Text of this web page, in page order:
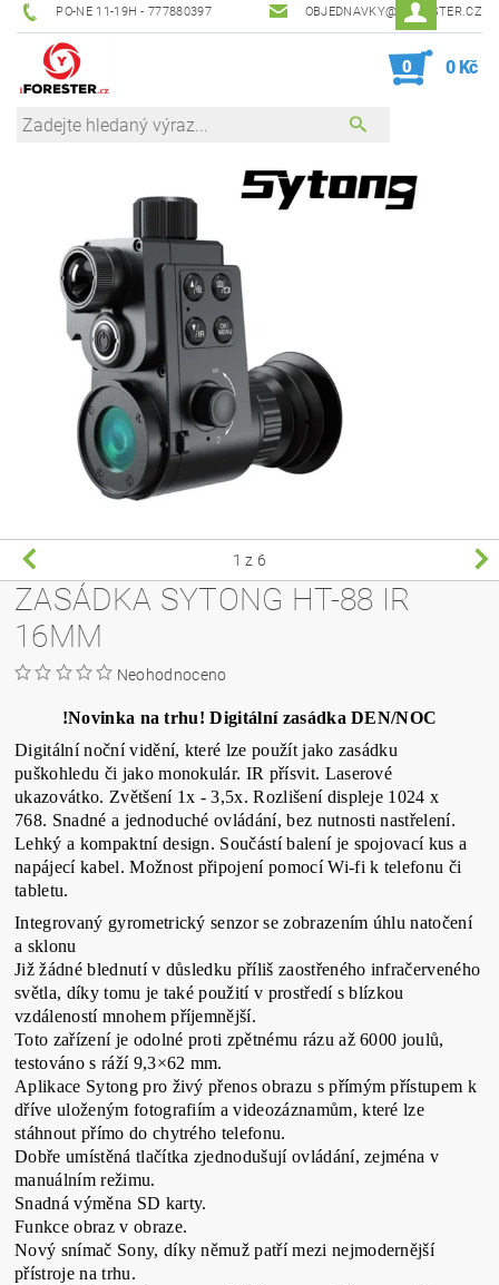
PO-NE 11-19H - 777880397 OBJEDNAVKY@IFORESTER.CZ
0 0 Kč
1 z 6
ZASÁDKA SYTONG HT-88 IR
16MM
Neohodnoceno
!Novinka na trhu! Digitální zasádka DEN/NOC
Digitální noční vidění, které lze použít jako zasádku
puškohledu či jako monokulár. IR přísvit. Laserové
ukazovátko. Zvětšení 1x - 3,5x. Rozlišení displeje 1024 x
768. Snadné a jednoduché ovládání, bez nutnosti nastřelení.
Lehký a kompaktní design. Součástí balení je spojovací kus a
napájecí kabel. Možnost připojení pomocí Wi-fi k telefonu či
tabletu.
Integrovaný gyrometrický senzor se zobrazením úhlu natočení
a sklonu
Již žádné blednutí v důsledku příliš zaostřeného infračerveného
světla, díky tomu je také použití v prostředí s blízkou
vzdáleností mnohem příjemnější.
Toto zařízení je odolné proti zpětnému rázu až 6000 joulů,
testováno s ráží 9,3×62 mm.
Aplikace Sytong pro živý přenos obrazu s přímým přístupem k
dříve uloženým fotografiím a videozáznamům, které lze
stáhnout přímo do chytrého telefonu.
Dobře umístěná tlačítka zjednodušují ovládání, zejména v
manuálním režimu.
Snadná výměna SD karty.
Funkce obraz v obraze.
Nový snímač Sony, díky němuž patří mezi nejmodernější
přístroje na trhu.